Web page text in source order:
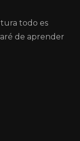
todo es
de aprender